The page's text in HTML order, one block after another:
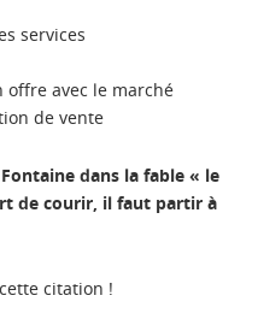
services
offre avec le marché
de vente
dans la fable « le
de courir, il faut partir à
citation !